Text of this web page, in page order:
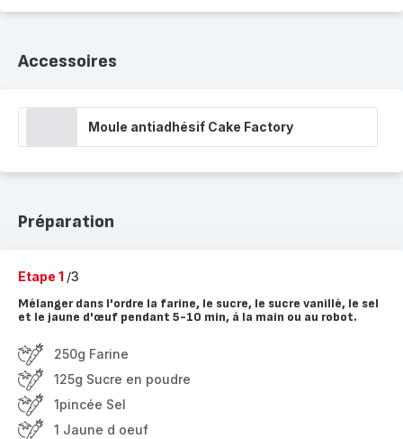
Accessoires
Moule antiadhésif Cake Factory
Préparation
Etape 1 /3
Mélanger dans l'ordre la farine, le sucre, le sucre vanillé, le sel
et le jaune d'œuf pendant 5-10 min, à la main ou au robot.
250g Farine
125g Sucre en poudre
1pincée Sel
1 Jaune d oeuf